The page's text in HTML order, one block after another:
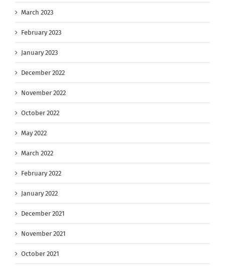
March 2023
February 2023
January 2023
December 2022
November 2022
October 2022
May 2022
March 2022
February 2022
January 2022
December 2021
November 2021
October 2021